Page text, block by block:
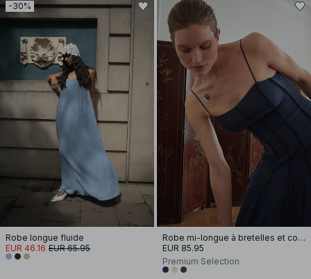
-30%
Robe longue fluide
EUR 46.16 EUR 65.95
Robe mi-longue à bretelles et coutures apparentes
EUR 85.95
Premium Selection